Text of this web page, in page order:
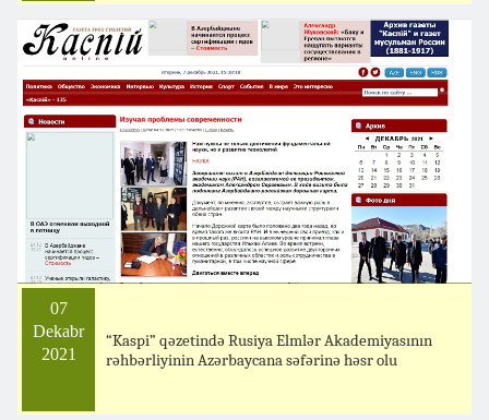
07
Dekabr
2021
“Kaspi” qəzetində Rusiya Elmlər Akademiyasının
rəhbərliyinin Azərbaycana səfərinə həsr olu